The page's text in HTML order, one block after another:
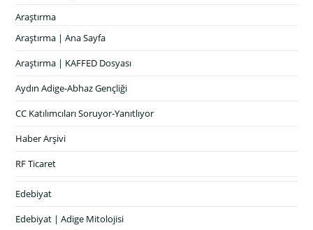
Araştırma
Araştırma | Ana Sayfa
Araştırma | KAFFED Dosyası
Aydın Adige-Abhaz Gençliği
CC Katılımcıları Soruyor-Yanıtlıyor
Haber Arşivi
RF Ticaret
Edebiyat
Edebiyat | Adige Mitolojisi